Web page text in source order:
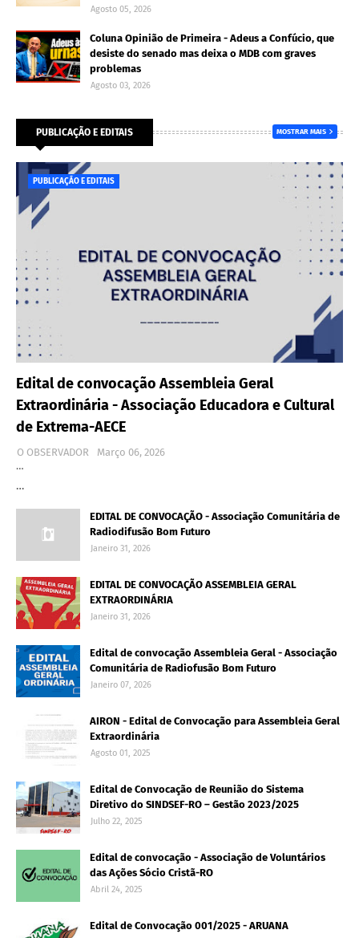
Agosto 05, 2026
Coluna Opinião de Primeira - Adeus a Confúcio, que
desiste do senado mas deixa o MDB com graves
problemas
Agosto 03, 2026
PUBLICAÇÃO E EDITAIS MOSTRAR MAIS
PUBLICAÇÃO E EDITAIS
Edital de convocação Assembleia Geral
Extraordinária - Associação Educadora e Cultural
de Extrema-AECE
O OBSERVADOR
Março 06, 2026
…
…
EDITAL DE CONVOCAÇÃO - Associação Comunitária de
Radiodifusão Bom Futuro
Janeiro 31, 2026
EDITAL DE CONVOCAÇÃO ASSEMBLEIA GERAL
EXTRAORDINÁRIA
Janeiro 31, 2026
Edital de convocação Assembleia Geral - Associação
Comunitária de Radiofusão Bom Futuro
Janeiro 07, 2026
AIRON - Edital de Convocação para Assembleia Geral
Extraordinária
Agosto 01, 2025
Edital de Convocação de Reunião do Sistema
Diretivo do SINDSEF-RO – Gestão 2023/2025
Julho 22, 2025
Edital de convocação - Associação de Voluntários
das Ações Sócio Cristã-RO
Abril 24, 2025
Edital de Convocação 001/2025 - ARUANA